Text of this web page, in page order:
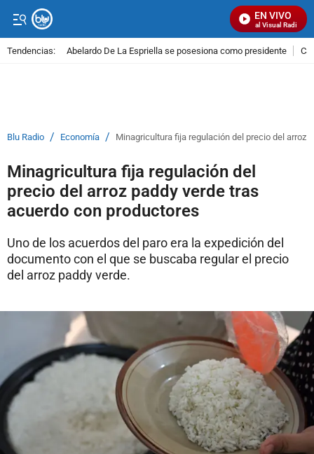
EN VIVO
Señal Visual Radio
Tendencias: Abelardo De La Espriella se posesiona como presidente
Blu Radio / Economía / Minagricultura fija regulación del precio del arroz
Minagricultura fija regulación del
precio del arroz paddy verde tras
acuerdo con productores
Uno de los acuerdos del paro era la expedición del
documento con el que se buscaba regular el precio
del arroz paddy verde.